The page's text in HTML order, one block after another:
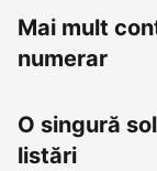
Mai mult
numerar
O singură
listări